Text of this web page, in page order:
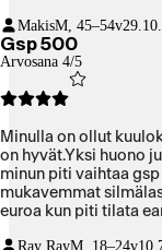
MakisM, 45–54v
Gsp 500
Arvosana 4/5
Minulla on ollut
on hyvät.Yksi huono
minun piti vaihtaa
mukavemmat
euroa kun piti tilata
Ray RayM, 18–24v